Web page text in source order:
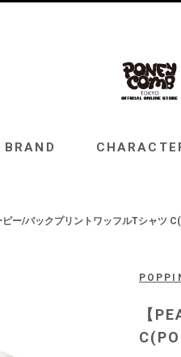
BRAND
ピー/バックプリントワッフルTシャツ
【